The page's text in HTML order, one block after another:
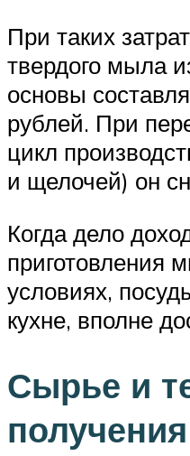
При таких
твердого мыла
основы
рублей. При
цикл
и щелочей) он
Когда дело
приготовления
условиях,
кухне, вполне
Сырье и